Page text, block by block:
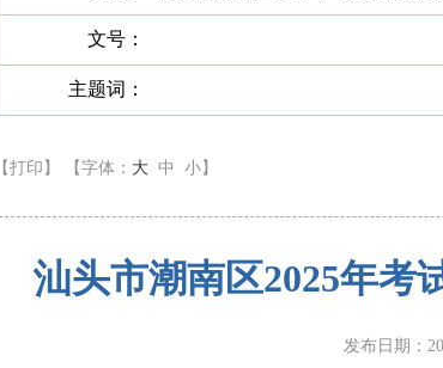
文号：
主题词：
【打印】 【字体： 大 中 小 】
汕头市潮南区2025年考
发布日期：